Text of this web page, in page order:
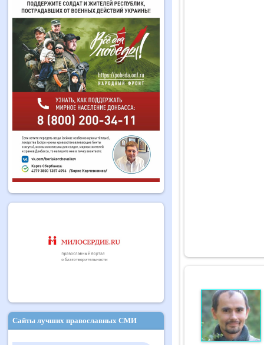
Сайты лучших православных СМИ